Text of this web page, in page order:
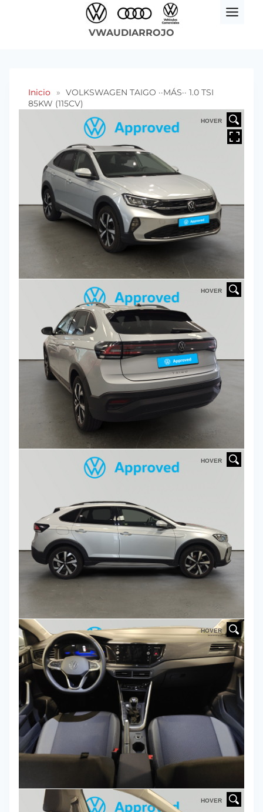
VWAUDIARROJO
Inicio » VOLKSWAGEN TAIGO ··MÁS·· 1.0 TSI
85KW (115CV)
HOVER
HOVER
HOVER
HOVER
HOVER